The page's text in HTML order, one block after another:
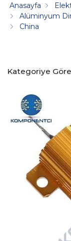
Anasayfa
Alüminyum
China
Kategoriye